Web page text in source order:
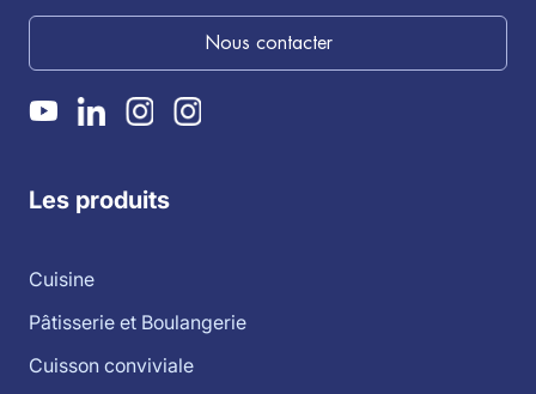
Nous contacter
Les produits
Cuisine
Pâtisserie et Boulangerie
Cuisson conviviale